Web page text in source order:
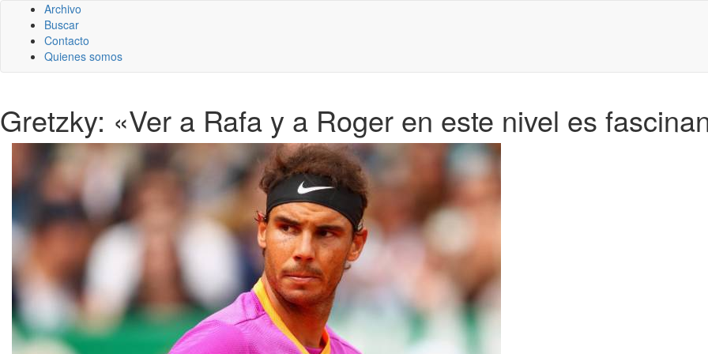
Archivo
Buscar
Contacto
Quienes somos
Gretzky: «Ver a Rafa y a Roger en este nivel es